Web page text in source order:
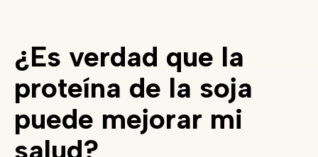
¿Es verdad que la
proteína de la soja
puede mejorar mi
salud?